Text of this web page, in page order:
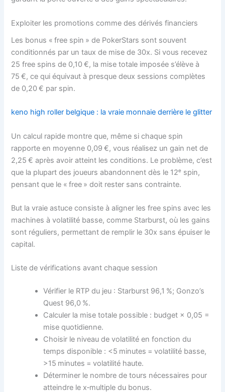
Exploiter les promotions comme des dérivés financiers
Les bonus « free spin » de PokerStars sont souvent
conditionnés par un taux de mise de 30x. Si vous recevez
25 free spins de 0,10 €, la mise totale imposée s’élève à
75 €, ce qui équivaut à presque deux sessions complètes
de 0,20 € par spin.
keno high roller belgique : la vraie monnaie derrière le glitter
Un calcul rapide montre que, même si chaque spin
rapporte en moyenne 0,09 €, vous réalisez un gain net de
2,25 € après avoir atteint les conditions. Le problème, c’est
que la plupart des joueurs abandonnent dès le 12ᵉ spin,
pensant que le « free » doit rester sans contrainte.
But la vraie astuce consiste à aligner les free spins avec les
machines à volatilité basse, comme Starburst, où les gains
sont réguliers, permettant de remplir le 30x sans épuiser le
capital.
Liste de vérifications avant chaque session
Vérifier le RTP du jeu : Starburst 96,1 %; Gonzo’s
Quest 96,0 %.
Calculer la mise totale possible : budget × 0,05 =
mise quotidienne.
Choisir le niveau de volatilité en fonction du
temps disponible : <5 minutes = volatilité basse,
>15 minutes = volatilité haute.
Déterminer le nombre de tours nécessaires pour
atteindre le x‑multiple du bonus.